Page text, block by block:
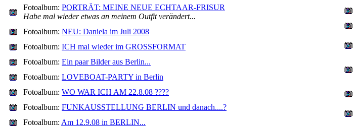
Fotoalbum: PORTRÄT: MEINE NEUE ECHTAAR-FRISUR
Habe mal wieder etwas an meinem Outfit verändert...
Fotoalbum: NEU: Daniela im Juli 2008
Fotoalbum: ICH mal wieder im GROSSFORMAT
Fotoalbum: Ein paar Bilder aus Berlin...
Fotoalbum: LOVEBOAT-PARTY in Berlin
Fotoalbum: WO WAR ICH AM 22.8.08 ????
Fotoalbum: FUNKAUSSTELLUNG BERLIN und danach....?
Fotoalbum: Am 12.9.08 in BERLIN...